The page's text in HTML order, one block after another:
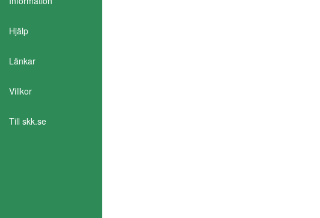
Hjälp
Länkar
Villkor
Till skk.se
Aktivera Talande Webb